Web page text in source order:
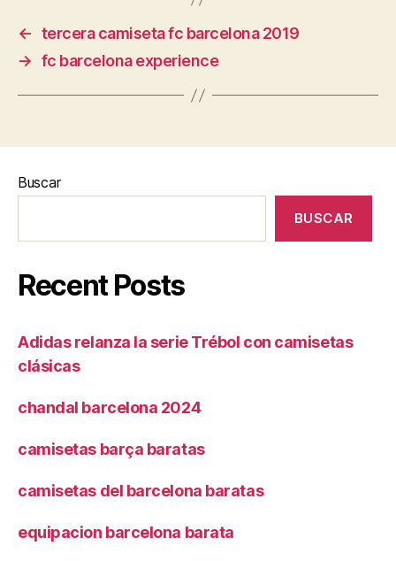
← tercera camiseta fc barcelona 2019
→ fc barcelona experience
Buscar
BUSCAR
Recent Posts
Adidas relanza la serie Trébol con camisetas
clásicas
chandal barcelona 2024
camisetas barça baratas
camisetas del barcelona baratas
equipacion barcelona barata